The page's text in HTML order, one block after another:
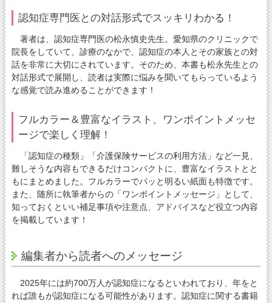
認知症専門医との対話形式でスッキリわかる！
著者は、認知症専門医の松永慎史先生。愛知県のクリニックで
院長をしていて、診療のなかで、認知症の本人とその家族との対
話を非常に大切にされています。そのため、本書も松永先生との
対話形式で展開し、読者は実際に悩みを聞いてもらっているよう
な感覚で読み進めることができます！
フルカラー＆豊富なイラスト、ワンポイントメッセ
ージで楽しく理解！
「認知症の種類」「介護保険サービスの利用方法」など一見、
難しそうな内容もできるだけコンパクトに、豊富なイラストとと
もにまとめました。フルカラーでパッと明るい紙面も特徴です。
また、随所に執筆者からの「ワンポイントメッセージ」として、
知っておくといい補足事項や注意点、アドバイスなど役立つ内容
を掲載しています！
編集者から読者へのメッセージ
2025年には約700万人が認知症になるといわれており、年をと
れば誰もが認知症になる可能性があります。認知症に関する書籍